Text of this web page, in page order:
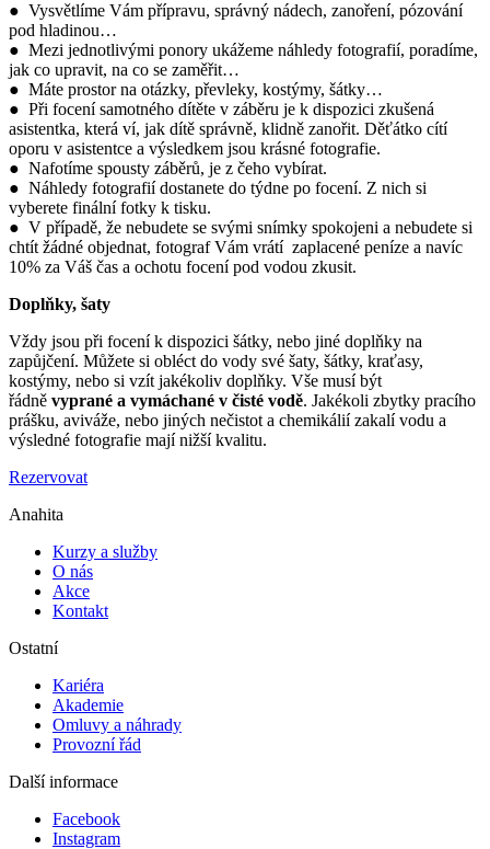
● Vysvětlíme Vám přípravu, správný nádech, zanoření, pózování
pod hladinou…
● Mezi jednotlivými ponory ukážeme náhledy fotografií, poradíme,
jak co upravit, na co se zaměřit…
● Máte prostor na otázky, převleky, kostýmy, šátky…
● Při focení samotného dítěte v záběru je k dispozici zkušená
asistentka, která ví, jak dítě správně, klidně zanořit. Děťátko cítí
oporu v asistentce a výsledkem jsou krásné fotografie.
● Nafotíme spousty záběrů, je z čeho vybírat.
● Náhledy fotografií dostanete do týdne po focení. Z nich si
vyberete finální fotky k tisku.
● V případě, že nebudete se svými snímky spokojeni a nebudete si
chtít žádné objednat, fotograf Vám vrátí zaplacené peníze a navíc
10% za Váš čas a ochotu focení pod vodou zkusit.
Doplňky, šaty
Vždy jsou při focení k dispozici šátky, nebo jiné doplňky na
zapůjčení. Můžete si obléct do vody své šaty, šátky, kraťasy,
kostýmy, nebo si vzít jakékoliv doplňky. Vše musí být
řádně vyprané a vymáchané v čisté vodě. Jakékoli zbytky pracího
prášku, aviváže, nebo jiných nečistot a chemikálií zakalí vodu a
výsledné fotografie mají nižší kvalitu.
Rezervovat
Anahita
Kurzy a služby
O nás
Akce
Kontakt
Ostatní
Kariéra
Akademie
Omluvy a náhrady
Provozní řád
Další informace
Facebook
Instagram